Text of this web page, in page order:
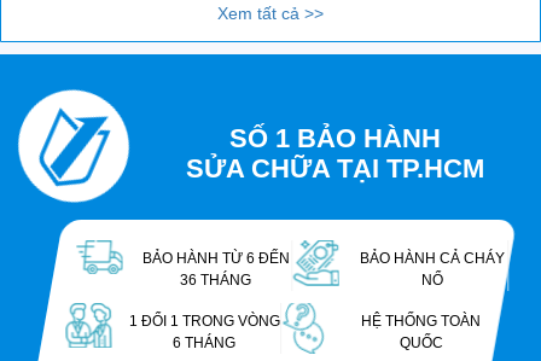
Xem tất cả >>
SỐ 1 BẢO HÀNH
SỬA CHỮA TẠI TP.HCM
BẢO HÀNH TỪ 6 ĐẾN
36 THÁNG
BẢO HÀNH CẢ CHÁY
NỔ
1 ĐỔI 1 TRONG VÒNG
6 THÁNG
HỆ THỐNG TOÀN
QUỐC